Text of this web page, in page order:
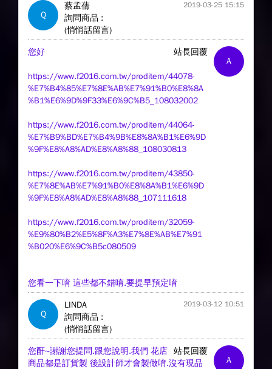
Q
蔡孟蒨 2019-03-25 15:15
詢問商品 :
(悄悄話留言)
A
站長回覆
您好
https://www.f2016.com.tw/proditem/44078-
%E7%B4%85%E7%8E%AB%E7%91%B0%E8%8A
%B1%E6%9D%9F33%E6%9C%B5_108032002
https://www.f2016.com.tw/proditem/44064-
%E7%B9%BD%E7%B4%9B%E8%8A%B1%E6%9D
%9F%E8%A8%AD%E8%A8%88_108030813
https://www.f2016.com.tw/proditem/43850-
%E7%8E%AB%E7%91%B0%E8%8A%B1%E6%9D
%9F%E8%A8%AD%E8%A8%88_107111618
https://www.f2016.com.tw/proditem/32059-
%E9%80%B2%E5%8F%A3%E7%8E%AB%E7%91
%B020%E6%9C%B5c080509
您看一下唷 這些都不錯唷.要提早預定唷
Q
LINDA 2019-03-12 10:51
詢問商品 :
(悄悄話留言)
A
站長回覆
您酐~謝謝您提問.跟您說明.我們 花店
商品都是訂貨製 後設計師才會製做唷.沒有現品